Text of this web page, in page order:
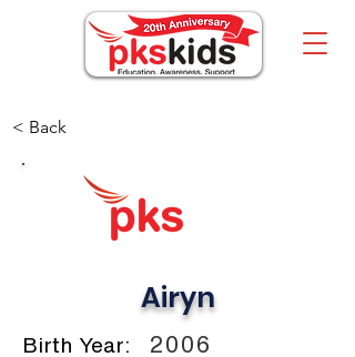
< Back
Airyn
Birth Year: 2006